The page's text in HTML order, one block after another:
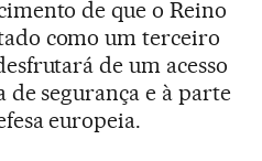
de que o Reino
como um terceiro
de um acesso
segurança e à parte
europeia.